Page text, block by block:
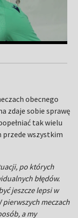
obecnego
zdaje sobie sprawę
tak wielu
przede wszystkim
po których
błędów.
jeszcze lepsi w
pierwszych meczach
a my